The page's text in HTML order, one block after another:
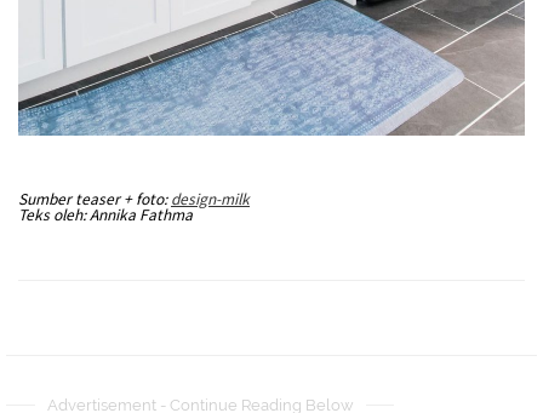
Sumber teaser + foto:design-milk
Teks oleh: Annika Fathma
Advertisement - Continue Reading Below